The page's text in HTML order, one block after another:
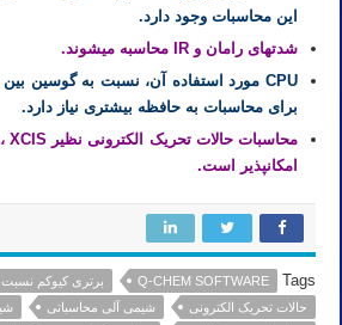
این محاسبات وجود دارد.
شدتهای رامان و IR محاسبه میشوند.
برای محاسبات به حافظه بیشتری نیاز دارد.
امکانپذیر است.
Tags
Q-CHEM SOFTWARE
برتری کیوکم
حالات تحریک الکترونی
شیمی آلی محاسباتی